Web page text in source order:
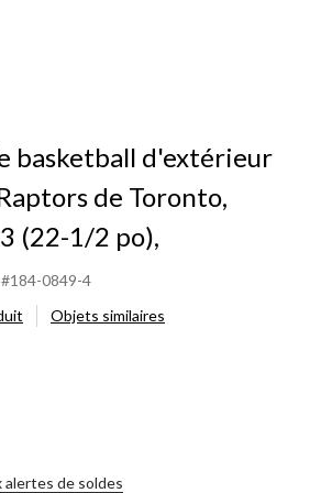
basketball d'extérieur
de Toronto,
(22-1/2 po),
#184-0849-4
Objets similaires
alertes de soldes